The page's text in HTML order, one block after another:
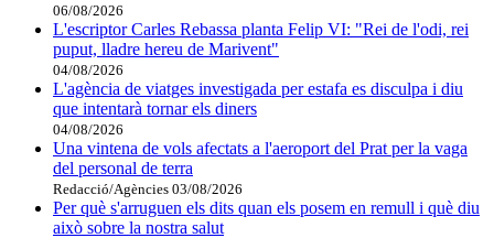
06/08/2026
L'escriptor Carles Rebassa planta Felip VI: "Rei de l'odi, rei
puput, lladre hereu de Marivent"
04/08/2026
L'agència de viatges investigada per estafa es disculpa i diu
que intentarà tornar els diners
04/08/2026
Una vintena de vols afectats a l'aeroport del Prat per la vaga
del personal de terra
Redacció/Agències 03/08/2026
Per què s'arruguen els dits quan els posem en remull i què diu
això sobre la nostra salut